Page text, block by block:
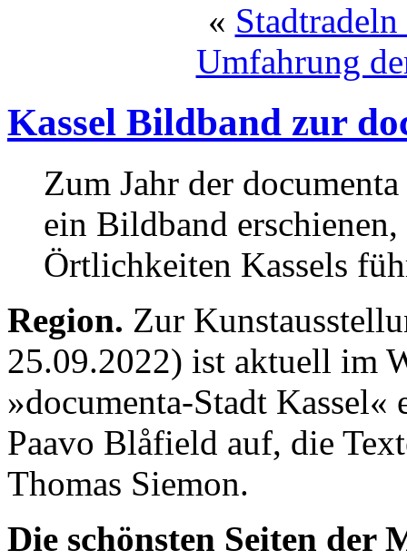
«
Umfahrung
Kassel Bildband zur
Zum Jahr der
ein Bildband erschienen,
Örtlichkeiten Kassels
Region. Zur
25.09.2022) ist aktuell im
»documenta-Stadt Kassel«
Paavo Blåfield auf, die
Thomas Siemon.
Die schönsten Seiten der